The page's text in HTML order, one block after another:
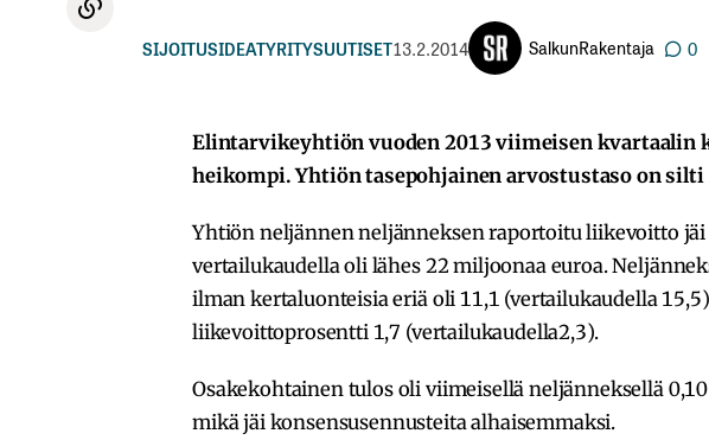
SIJOITUSIDEATYRITYSUUTISET13.2.2014 SalkunRakentaja 0
Elintarvikeyhtiön vuoden 2013 viimeisen kvartaalin
heikompi. Yhtiön tasepohjainen arvostustaso on
Yhtiön neljännen neljänneksen raportoitu liikevoitto jäi
vertailukaudella oli lähes 22 miljoonaa euroa.
ilman kertaluonteisia eriä oli 11,1 (vertailukaudella
liikevoittoprosentti 1,7 (vertailukaudella2,3).
Osakekohtainen tulos oli viimeisellä neljänneksellä
mikä jäi konsensusennusteita alhaisemmaksi.